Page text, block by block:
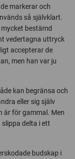
markerar och
så självklart.
bestämd
vedertagna uttryck
accepterar de
men han var ju
kan begränsa och
eller sig själv
är för gammal. Men
delta i ett
budskap i